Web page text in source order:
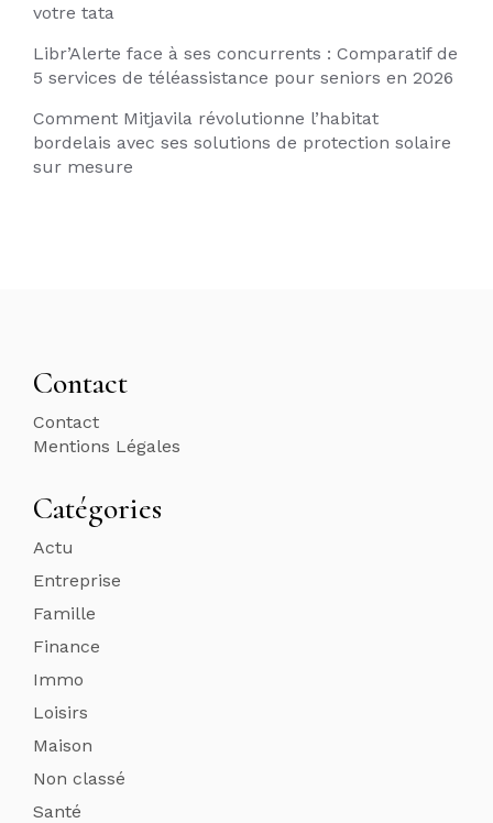
votre tata
Libr’Alerte face à ses concurrents : Comparatif de
5 services de téléassistance pour seniors en 2026
Comment Mitjavila révolutionne l’habitat
bordelais avec ses solutions de protection solaire
sur mesure
Contact
Contact
Mentions Légales
Catégories
Actu
Entreprise
Famille
Finance
Immo
Loisirs
Maison
Non classé
Santé